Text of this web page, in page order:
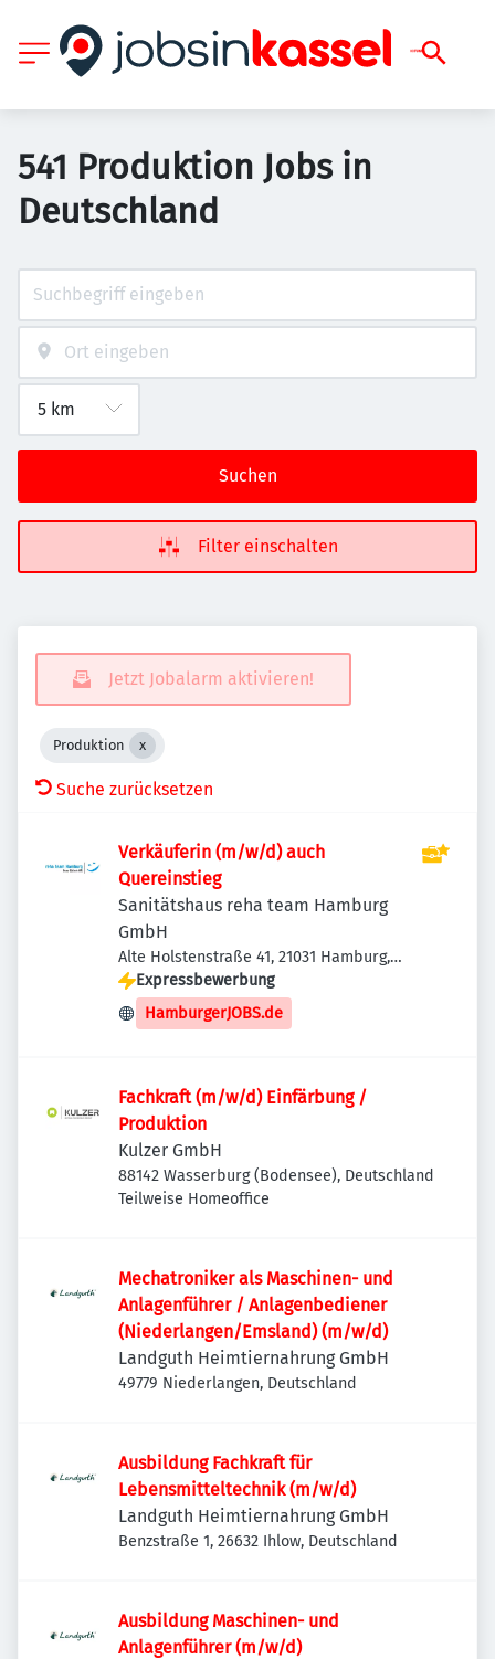
541 Produktion Jobs in
Deutschland
Suchen
Filter einschalten
Jetzt Jobalarm aktivieren!
Produktion
Suche zurücksetzen
Verkäuferin (m/w/d) auch
Quereinstieg
Sanitätshaus reha team Hamburg
GmbH
Alte Holstenstraße 41, 21031 Hamburg,
Deutschland
Expressbewerbung
HamburgerJOBS.de
Fachkraft (m/w/d) Einfärbung /
Produktion
Kulzer GmbH
88142 Wasserburg (Bodensee), Deutschland
Teilweise Homeoffice
Mechatroniker als Maschinen- und
Anlagenführer / Anlagenbediener
(Niederlangen/Emsland) (m/w/d)
Landguth Heimtiernahrung GmbH
49779 Niederlangen, Deutschland
Ausbildung Fachkraft für
Lebensmitteltechnik (m/w/d)
Landguth Heimtiernahrung GmbH
Benzstraße 1, 26632 Ihlow, Deutschland
Ausbildung Maschinen- und
Anlagenführer (m/w/d)